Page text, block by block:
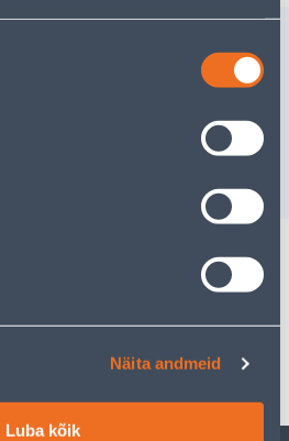
Näita andmeid
Luba kõik
19
.46 €